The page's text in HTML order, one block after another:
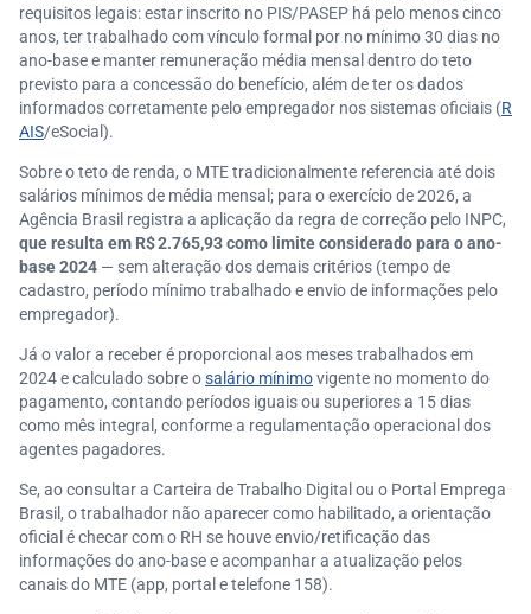
requisitos legais: estar inscrito no PIS/PASEP há pelo menos cinco
anos, ter trabalhado com vínculo formal por no mínimo 30 dias no
ano-base e manter remuneração média mensal dentro do teto
previsto para a concessão do benefício, além de ter os dados
informados corretamente pelo empregador nos sistemas oficiais (R
AIS/eSocial).
Sobre o teto de renda, o MTE tradicionalmente referencia até dois
salários mínimos de média mensal; para o exercício de 2026, a
Agência Brasil registra a aplicação da regra de correção pelo INPC,
que resulta em R$ 2.765,93 como limite considerado para o ano-
base 2024 — sem alteração dos demais critérios (tempo de
cadastro, período mínimo trabalhado e envio de informações pelo
empregador).
Já o valor a receber é proporcional aos meses trabalhados em
2024 e calculado sobre osalário mínimovigente no momento do
pagamento, contando períodos iguais ou superiores a 15 dias
como mês integral, conforme a regulamentação operacional dos
agentes pagadores.
Se, ao consultar a Carteira de Trabalho Digital ou o Portal Emprega
Brasil, o trabalhador não aparecer como habilitado, a orientação
oficial é checar com o RH se houve envio/retificação das
informações do ano-base e acompanhar a atualização pelos
canais do MTE (app, portal e telefone 158).